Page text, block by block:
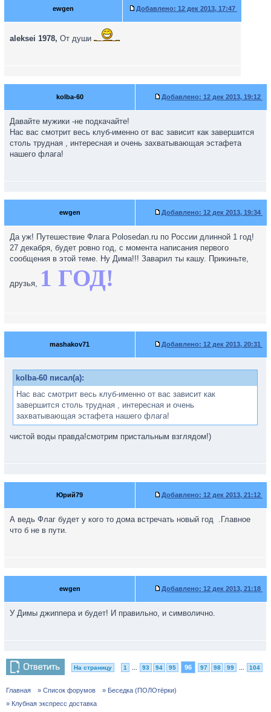
ewgen Добавлено: 12 дек 2013, 17:47
aleksei 1978, От души
kolba-60 Добавлено: 12 дек 2013, 19:12
Давайте мужики -не подкачайте!
Нас вас смотрит весь клуб-именно от вас зависит как завершится
столь трудная , интересная и очень захватывающая эстафета
нашего флага!
ewgen Добавлено: 12 дек 2013, 19:34
Да уж! Путешествие Флага Polosedan.ru по России длинной 1 год!
27 декабря, будет ровно год, с момента написания первого
сообщения в этой теме. Ну Дима!!! Заварил ты кашу. Прикиньте,
друзья, 1 ГОД!
mashakov71 Добавлено: 12 дек 2013, 20:31
kolba-60 писал(а):
Нас вас смотрит весь клуб-именно от вас зависит как
завершится столь трудная , интересная и очень
захватывающая эстафета нашего флага!
чистой воды правда!смотрим пристальным взглядом!)
Юрий79 Добавлено: 12 дек 2013, 21:12
А ведь Флаг будет у кого то дома встречать новый год .Главное
что б не в пути.
ewgen Добавлено: 12 дек 2013, 21:18
У Димы джиппера и будет! И правильно, и символично.
На страницу 1 93 94 95 96 97 98 99 104
Главная » Список форумов
» Беседка (ПОЛОтёрки)
» Клубная экспресс доставка